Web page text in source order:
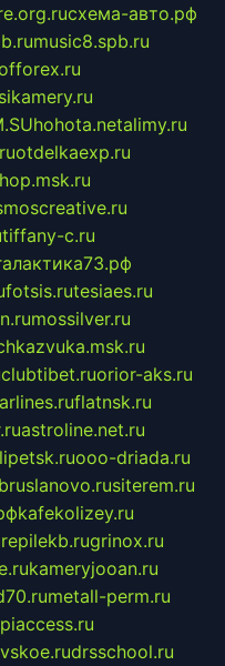
схема-авто.рф
music8.spb.ru
hohota.netalimy.ru
otdelkaexp.ru
tiffany-c.ru
fotsis.rutesiaes.ru
mossilver.ru
clubtibet.ruorior-aks.ru
flatnsk.ru
astroline.net.ru
ooo-driada.ru
bruslanovo.rusiterem.ru
kafekolizey.ru
grinox.ru
kameryjooan.ru
metall-perm.ru
drsschool.ru